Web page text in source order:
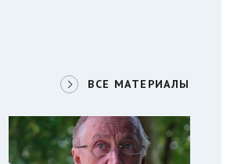
ВСЕ МАТЕРИАЛЫ